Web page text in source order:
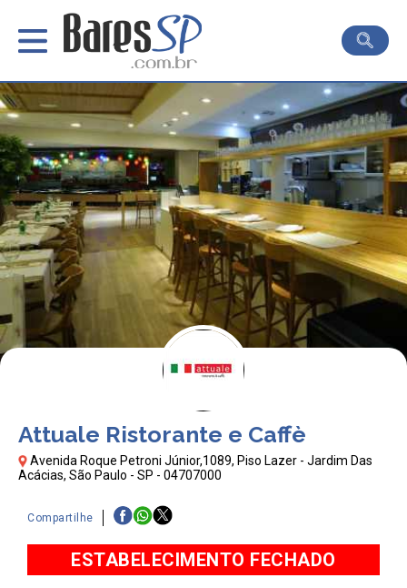
Attuale Ristorante e Caffè
Avenida Roque Petroni Júnior,1089, Piso Lazer - Jardim Das
Acácias, São Paulo - SP - 04707000
Compartilhe
ESTABELECIMENTO FECHADO